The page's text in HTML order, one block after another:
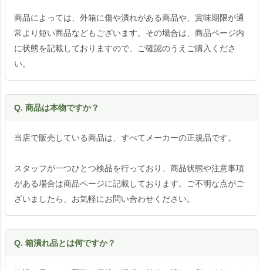
商品によっては、外箱に傷や潰れがある商品や、賞味期限が通
常より短い商品などもございます。その場合は、商品ページ内
に状態を記載しておりますので、ご確認のうえご購入くださ
い。
Q. 商品は本物ですか？
当店で販売している商品は、すべてメーカーの正規品です。
スタッフが一つひとつ検品を行っており、商品状態や注意事項
がある場合は商品ページに記載しております。ご不明な点がご
ざいましたら、お気軽にお問い合わせください。
Q. 箱潰れ品とは何ですか？